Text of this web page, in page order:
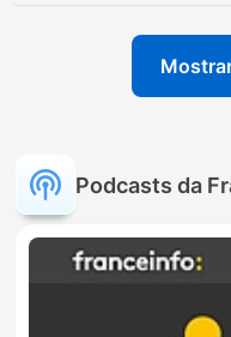
Podcasts da